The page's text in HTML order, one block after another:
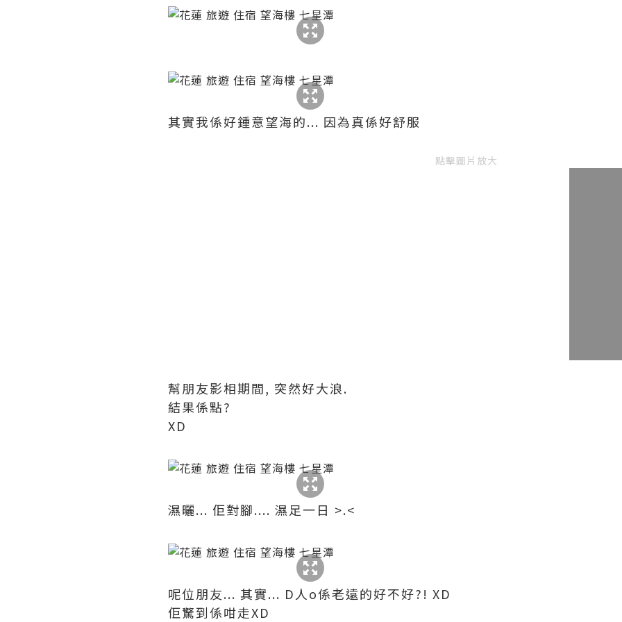
其實我係好鍾意望海的... 因為真係好舒服
點擊圖片放大
幫朋友影相期間, 突然好大浪.
結果係點?
XD
濕曬... 佢對腳.... 濕足一日 >.<
呢位朋友... 其實... D人o係老遠的好不好?! XD
佢驚到係咁走XD